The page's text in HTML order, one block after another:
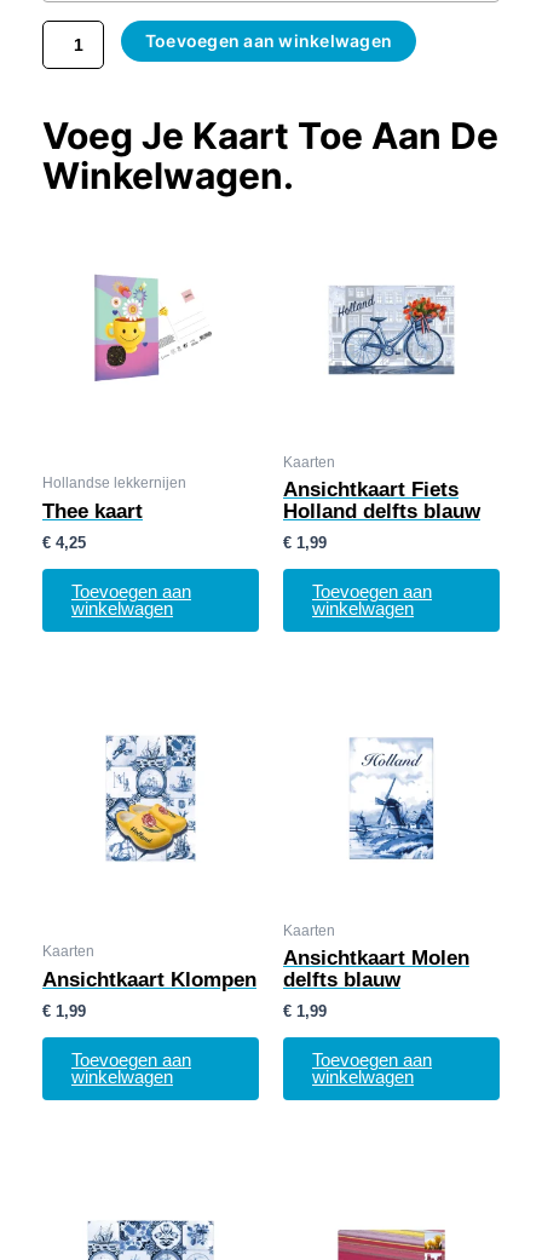
Toevoegen aan winkelwagen
Voeg Je Kaart Toe Aan De
Winkelwagen.
Hollandse lekkernijen
Thee kaart
€ 4,25
Toevoegen aan
winkelwagen
Kaarten
Ansichtkaart Fiets
Holland delfts blauw
€ 1,99
Toevoegen aan
winkelwagen
Kaarten
Ansichtkaart Klompen
€ 1,99
Toevoegen aan
winkelwagen
Kaarten
Ansichtkaart Molen
delfts blauw
€ 1,99
Toevoegen aan
winkelwagen